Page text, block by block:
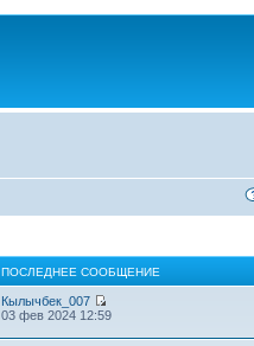
ПОСЛЕДНЕЕ СООБЩЕНИЕ
Кылычбек_007
03 фев 2024 12:59